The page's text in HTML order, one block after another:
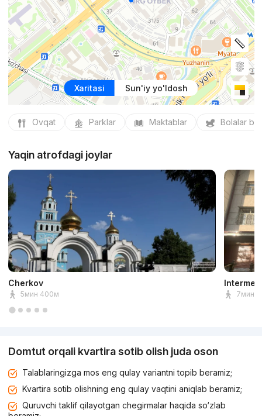
Xaritasi Sun'iy yo'ldosh
Ovqat Parklar Maktablar Bolalar
Yaqin atrofdagi joylar
Cherkov
5мин 400м 7мин
Domtut orqali kvartira sotib olish juda oson
Talablaringizga mos eng qulay variantni topib beramiz;
Kvartira sotib olishning eng qulay vaqtini aniqlab beramiz;
Quruvchi taklif qilayotgan chegirmalar haqida so‘zlab